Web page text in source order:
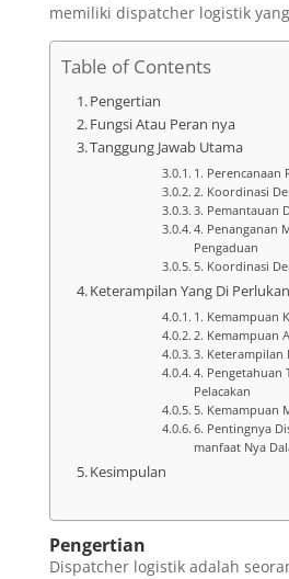
memiliki dispatcher logistik
Table of Contents
Pengertian
Fungsi Atau Peran nya
Tanggung Jawab Utama
1. Perencanaan
2. Koordinasi
3. Pemantauan
4. Penanganan
Pengaduan
5. Koordinasi
Keterampilan Yang Di Perlukan
1. Kemampuan
2. Kemampuan
3. Keterampilan
4. Pengetahuan
Pelacakan
5. Kemampuan
6. Pentingnya
manfaat Nya
Kesimpulan
Pengertian
Dispatcher logistik adalah